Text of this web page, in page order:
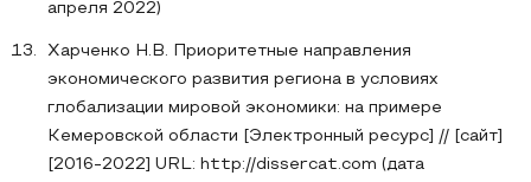
апреля 2022)
Харченко Н.В. Приоритетные направления
экономического развития региона в условиях
глобализации мировой экономики: на примере
Кемеровской области [Электронный ресурс] // [сайт]
[2016-2022] URL: http://dissercat.com (дата